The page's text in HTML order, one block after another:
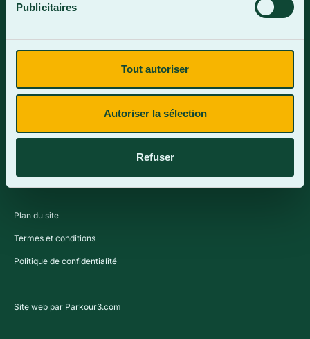
Publicitaires
Tout autoriser
Autoriser la sélection
Refuser
Contactez-nous
Plan du site
Termes et conditions
Politique de confidentialité
Site web par Parkour3.com